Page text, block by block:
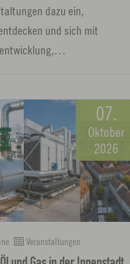
dazu ein,
und sich mit
07.
Oktober
2026
Veranstaltungen